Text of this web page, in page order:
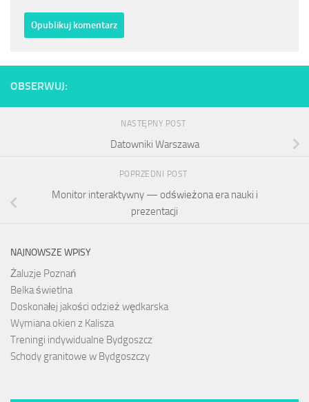
OBSERWUJ:
NASTĘPNY POST
Datowniki Warszawa
POPRZEDNI POST
Monitor interaktywny — odświeżona era nauki i
prezentacji
NAJNOWSZE WPISY
Żaluzje Poznań
Belka świetlna
Doskonałej jakości odzież wędkarska
Wymiana okien z Kalisza
Treningi indywidualne Bydgoszcz
Schody granitowe w Bydgoszczy